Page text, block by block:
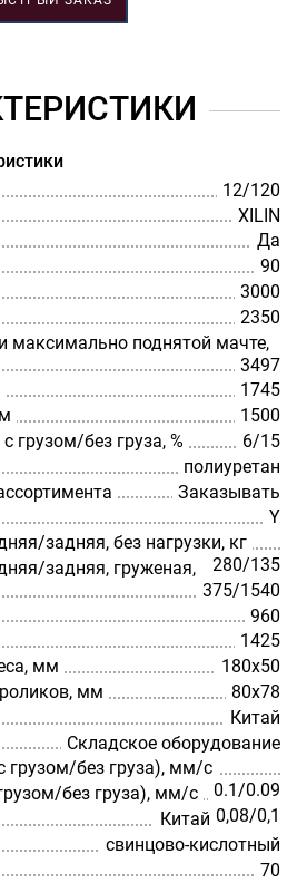
12/120
XILIN
Да
90
3000
2350
максимально поднятой мачте,
3497
1745
1500
грузом/без груза, %
6/15
полиуретан
Заказывать
Y
задняя, без нагрузки, кг
280/135
задняя, груженая,
375/1540
960
1425
мм
180х50
мм
80х78
Китай
Складское оборудование
грузом/без груза), мм/с
0.1/0.09
без груза), мм/с
0,08/0,1
Китай
свинцово-кислотный
70